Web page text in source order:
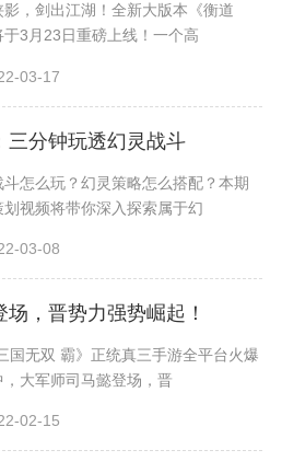
影，剑出江湖！全新大版本《衡道
于3月23日重磅上线！一个高
03-17
三分钟玩透幻灵战斗
斗怎么玩？幻灵策略怎么搭配？本期
划视频将带你深入探索属于幻
03-08
，晋势力强势崛起！
三国无双 霸》正统真三手游全平台火爆
，大军师司马懿登场，晋
02-15